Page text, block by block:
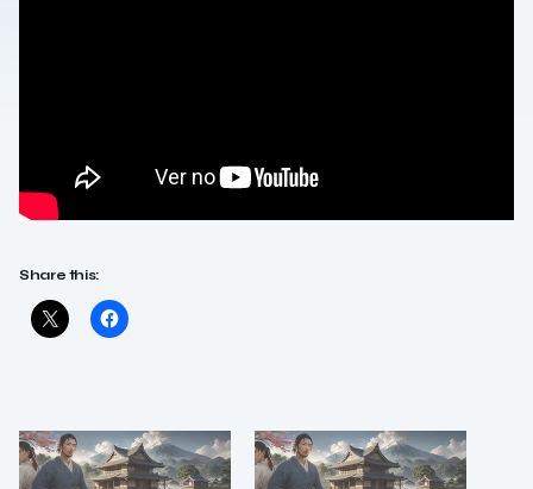
Share this: